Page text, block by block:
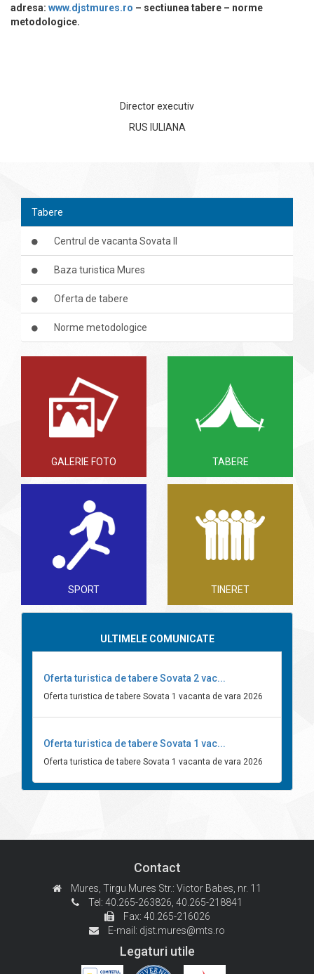
adresa: www.djstmures.ro – sectiunea tabere – norme
metodologice.
Director executiv
RUS IULIANA
Tabere
Centrul de vacanta Sovata II
Baza turistica Mures
Oferta de tabere
Norme metodologice
GALERIE FOTO TABERE
SPORT TINERET
ULTIMELE COMUNICATE
Oferta turistica de tabere Sovata 2 vac...
Oferta turistica de tabere Sovata 1 vacanta de vara 2026
Oferta turistica de tabere Sovata 1 vac...
Oferta turistica de tabere Sovata 1 vacanta de vara 2026
Contact
Mures, Tirgu Mures Str.: Victor Babes, nr. 11
Tel: 40.265-263826, 40.265-218841
Fax: 40.265-216026
E-mail: djst.mures@mts.ro
Legaturi utile